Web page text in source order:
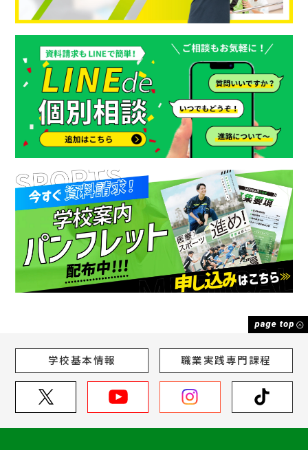
学校基本情報 職業実践専門課程